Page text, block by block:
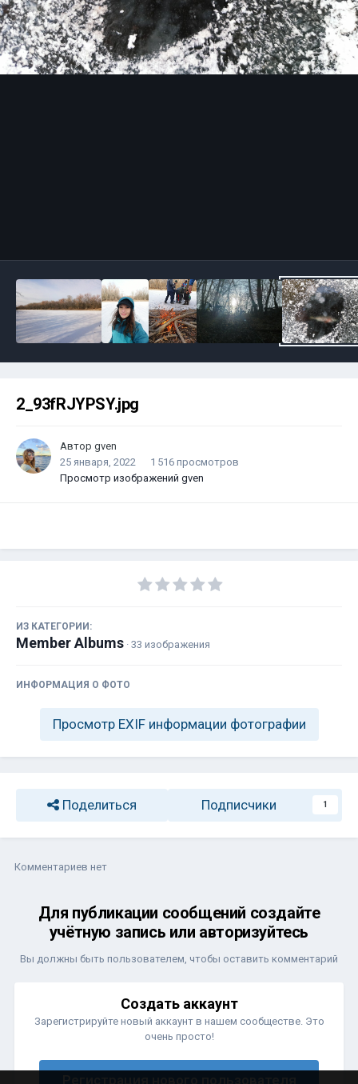
2_93fRJYPSY.jpg
Автор gven
25 января, 2022
1 516 просмотров
Просмотр изображений gven
ИЗ КАТЕГОРИИ:
Member Albums · 33 изображения
ИНФОРМАЦИЯ О ФОТО
Просмотр EXIF информации фотографии
Поделиться Подписчики 1
Комментариев нет
Для публикации сообщений создайте
учётную запись или авторизуйтесь
Вы должны быть пользователем, чтобы оставить комментарий
Создать аккаунт
Зарегистрируйте новый аккаунт в нашем сообществе. Это
очень просто!